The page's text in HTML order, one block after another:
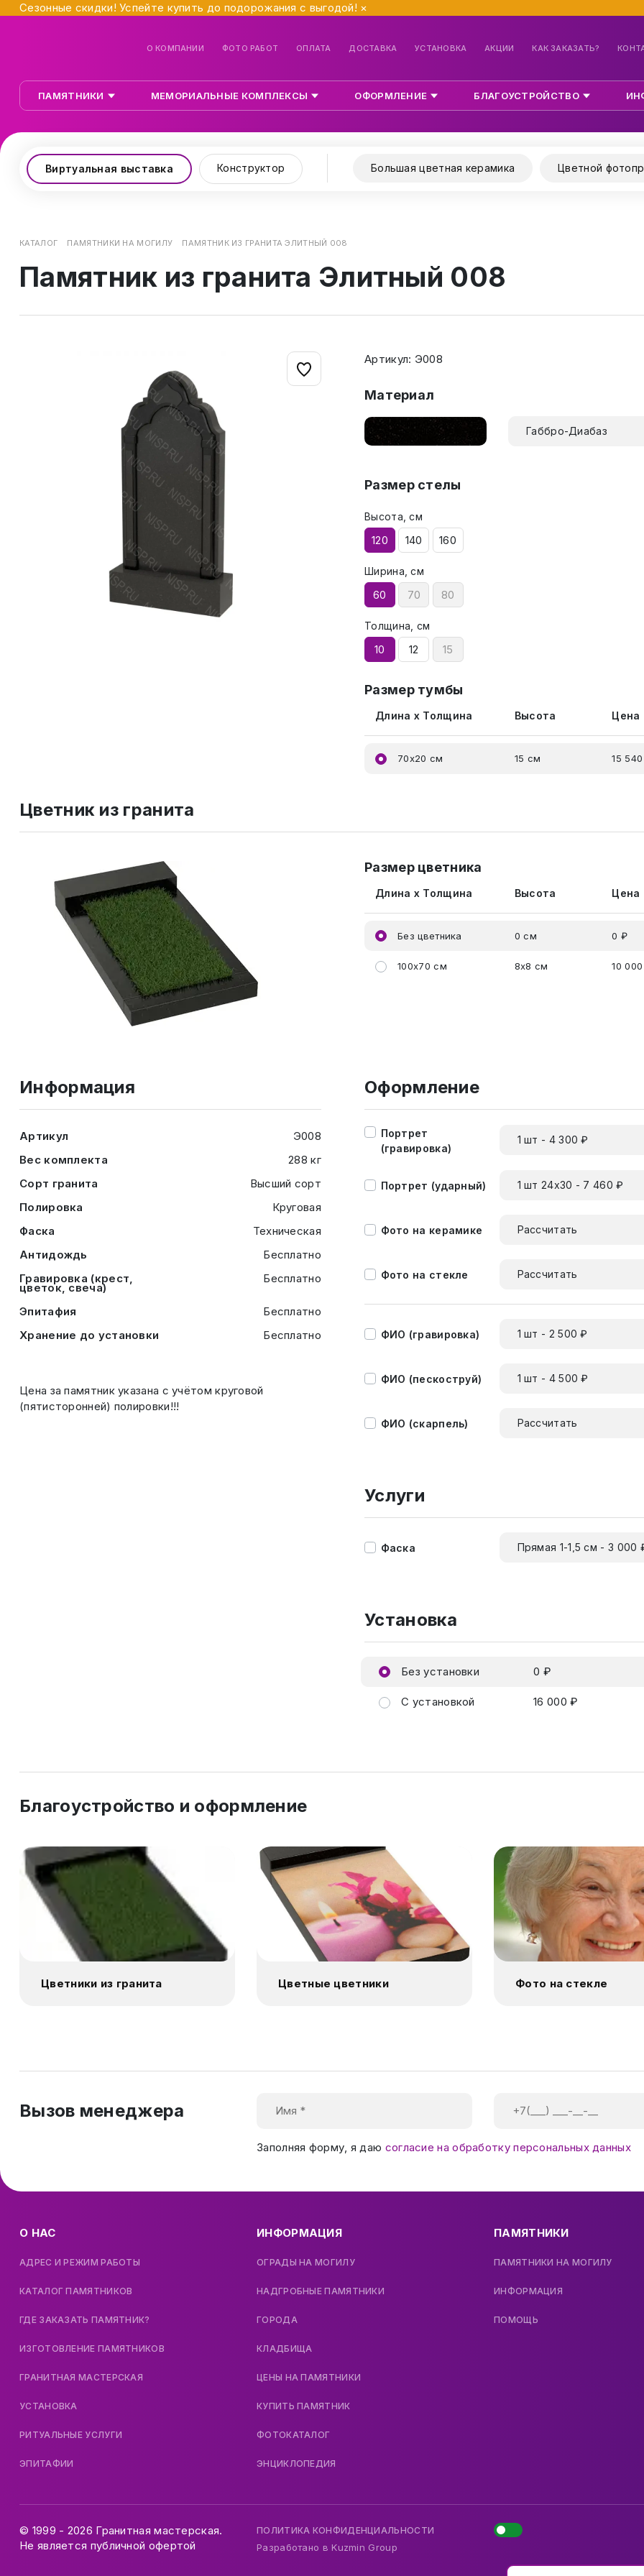
Сезонные скидки! Успейте купить до подорожания с выгодой! ×
О КОМПАНИИ ФОТО РАБОТ ОПЛАТА ДОСТАВКА УСТАНОВКА АКЦИИ КАК ЗАКАЗАТЬ?
ПАМЯТНИКИ МЕМОРИАЛЬНЫЕ КОМПЛЕКСЫ ОФОРМЛЕНИЕ БЛАГОУСТРОЙСТВО
Виртуальная выставка Конструктор Большая цветная керамика Цветной
КАТАЛОГ ПАМЯТНИКИ НА МОГИЛУ ПАМЯТНИК ИЗ ГРАНИТА ЭЛИТНЫЙ 008
Памятник из гранита Элитный 008
Артикул: Э008
Материал
Габбро-Диабаз
Размер стелы
Высота, см
120 140 160
Ширина, см
60 70 80
Толщина, см
10 12 15
Размер тумбы
Длина x Толщина Высота Цена
70x20 см 15 см 15
Цветник из гранита
Размер цветника
Длина x Толщина Высота Цена
Без цветника 0 см 0 ₽
100x70 см 8x8 см 10
Информация
Артикул
Э008
Вес комплекта
288 кг
Сорт гранита
Высший сорт
Полировка
Круговая
Фаска
Техническая
Антидождь
Бесплатно
Гравировка (крест,
цветок, свеча)
Бесплатно
Эпитафия
Бесплатно
Хранение до установки
Бесплатно
Цена за памятник указана с учётом круговой
(пятисторонней) полировки!!!
Оформление
Портрет
(гравировка)
1 шт - 4 300 ₽
Портрет (ударный) 1 шт 24х30 - 7 460 ₽
Фото на керамике Рассчитать
Фото на стекле Рассчитать
ФИО (гравировка) 1 шт - 2 500 ₽
ФИО (пескоструй) 1 шт - 4 500 ₽
ФИО (скарпель) Рассчитать
Услуги
Фаска Прямая 1-1,5 см - 3 000
Установка
Без установки 0 ₽
С установкой 16 000 ₽
Благоустройство и оформление
Цветники из гранита Цветные цветники Фото на стекле
Вызов менеджера
Заполняя форму, я даю согласие на обработку персональных данных
О НАС
АДРЕС И РЕЖИМ РАБОТЫ
КАТАЛОГ ПАМЯТНИКОВ
ГДЕ ЗАКАЗАТЬ ПАМЯТНИК?
ИЗГОТОВЛЕНИЕ ПАМЯТНИКОВ
ГРАНИТНАЯ МАСТЕРСКАЯ
УСТАНОВКА
РИТУАЛЬНЫЕ УСЛУГИ
ЭПИТАФИИ
ИНФОРМАЦИЯ
ОГРАДЫ НА МОГИЛУ
НАДГРОБНЫЕ ПАМЯТНИКИ
ГОРОДА
КЛАДБИЩА
ЦЕНЫ НА ПАМЯТНИКИ
КУПИТЬ ПАМЯТНИК
ФОТОКАТАЛОГ
ЭНЦИКЛОПЕДИЯ
ПАМЯТНИКИ
ПАМЯТНИКИ НА МОГИЛУ
ИНФОРМАЦИЯ
ПОМОЩЬ
© 1999 - 2026 Гранитная мастерская.
Не является публичной офертой
ПОЛИТИКА КОНФИДЕНЦИАЛЬНОСТИ
Разработано вKuzmin Group